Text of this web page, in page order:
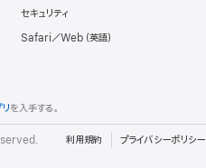
セキュリティ
Safari／Web
を入手する。
利用規約 プライバシーポリシー